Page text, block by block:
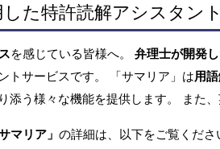
た特許読解アシスタン
を感じている皆様へ。 弁理士が開発
トサービスです。 「サマリア」は用
添う様々な機能を提供します。 また
マリア」 の詳細は、以下をご覧くださ